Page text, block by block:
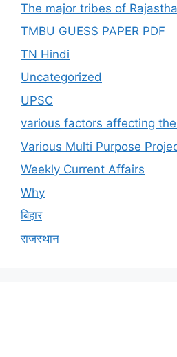
The major tribes of
TMBU GUESS PAPER PDF
TN Hindi
Uncategorized
UPSC
various factors affecting
Various Multi Purpose
Weekly Current Affairs
Why
बिहार
राजस्थान